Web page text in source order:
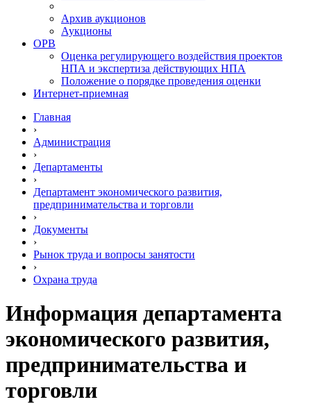
Архив аукционов
Аукционы
ОРВ
Оценка регулирующего воздействия проектов
НПА и экспертиза действующих НПА
Положение о порядке проведения оценки
Интернет-приемная
Главная
›
Администрация
›
Департаменты
›
Департамент экономического развития,
предпринимательства и торговли
›
Документы
›
Рынок труда и вопросы занятости
›
Охрана труда
Информация департамента
экономического развития,
предпринимательства и
торговли